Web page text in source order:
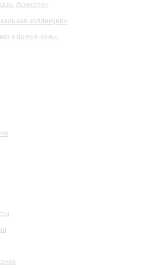
Искусств»
коллекция»
в белую ночь»